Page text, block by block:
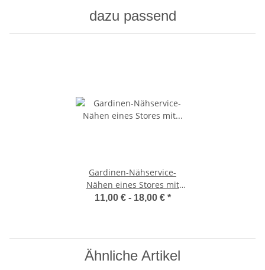
dazu passend
Gardinen-Nähservice-
Nähen eines Stores mit
Bleiband oder Saum,
11,00 € - 18,00 € *
Ähnliche Artikel